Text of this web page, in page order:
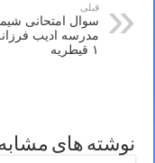
قبلی
سوال امتحانی
مدرسه ادیب
۱ قیطریه
نوشته های